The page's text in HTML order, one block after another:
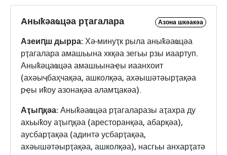
Аныҟәаҩцәа рҭагалара Азона шкәакәа
Азеиԥш дырра: Хә-минуҭк рыла аныҟәаҩцәа
рҭагалара амашьына хкқәа зегьы рзы иаартуп.
Аныҟәцаҩцәа амашьынаҿы иаанхоит
(ахәыҷбаҳчақәа, ашколқәа, ахәышәтәырҭақәа
рҿы иҟоу азонақәа аламҵакәа).
Аҭыԥқәа: Аныҟәаҩцәа рҭагаларазы аҭахра ду
ахьыҟоу аҭыԥқәа (аресторанқәа, абарқәа),
аусбарҭақәа (адинтә усбарҭақәа,
ахәышәтәырҭақәа, ашколқәа), насгьы анхарҭатә